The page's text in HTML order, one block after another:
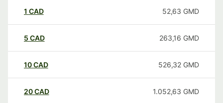
1 CAD 52,63 GMD
5 CAD 263,16 GMD
10CAD 526,32 GMD
20CAD 1.052,63 GMD